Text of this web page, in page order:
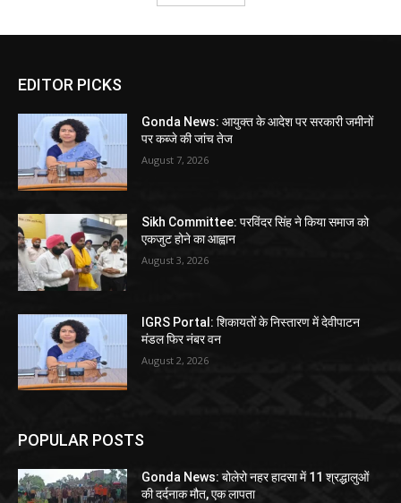
EDITOR PICKS
Gonda News: आयुक्त के आदेश पर सरकारी जमीनों
पर कब्जे की जांच तेज
August 7, 2026
Sikh Committee: परविंदर सिंह ने किया समाज को
एकजुट होने का आह्वान
August 3, 2026
IGRS Portal: शिकायतों के निस्तारण में देवीपाटन
मंडल फिर नंबर वन
August 2, 2026
POPULAR POSTS
Gonda News: बोलेरो नहर हादसा में 11 श्रद्धालुओं
की दर्दनाक मौत, एक लापता